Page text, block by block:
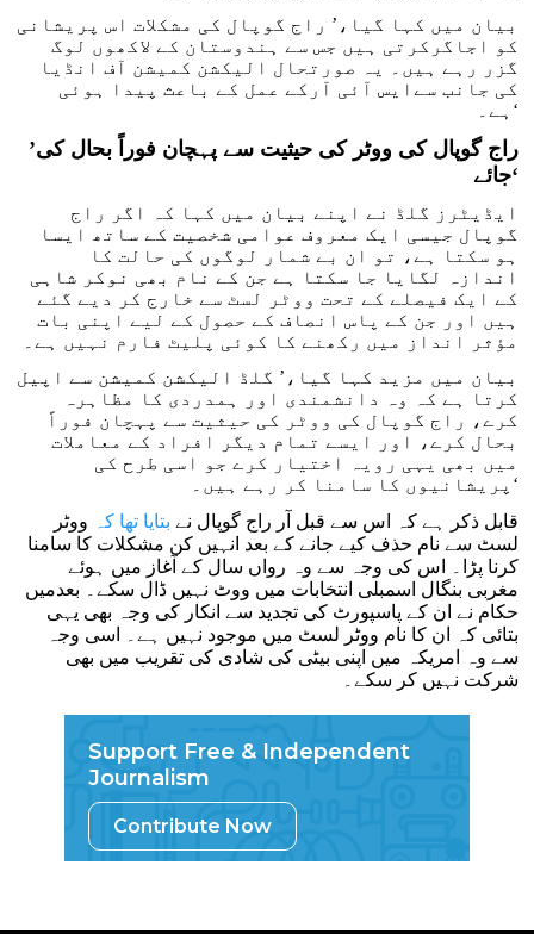
بیان میں کہا گیا،’ راج گوپال کی مشکلات اس پریشانی
کو اجاگرکرتی ہیں جس سے ہندوستان کے لاکھوں لوگ
گزر رہے ہیں۔ یہ صورتحال الیکشن کمیشن آف انڈیا
کی جانب سےایس آئی آرکے عمل کے باعث پیدا ہوئی
ہے۔‘
’راج گوپال کی ووٹر کی حیثیت سے پہچان فوراً بحال کی
جائے‘
ایڈیٹرز گلڈ نے اپنے بیان میں کہا کہ اگر راج
گوپال جیسی ایک معروف عوامی شخصیت کے ساتھ ایسا
ہو سکتا ہے، تو ان بے شمار لوگوں کی حالت کا
اندازہ لگایا جا سکتا ہے جن کے نام بھی نوکر شاہی
کے ایک فیصلے کے تحت ووٹر لسٹ سے خارج کر دیے گئے
ہیں اور جن کے پاس انصاف کے حصول کے لیے اپنی بات
مؤثر انداز میں رکھنے کا کوئی پلیٹ فارم نہیں ہے۔
بیان میں مزید کہا گیا،’ گلڈ الیکشن کمیشن سے اپیل
کرتا ہے کہ وہ دانشمندی اور ہمدردی کا مظاہرہ
کرے، راج گوپال کی ووٹر کی حیثیت سے پہچان فوراً
بحال کرے، اور ایسے تمام دیگر افراد کے معاملات
میں بھی یہی رویہ اختیار کرے جو اسی طرح کی
پریشانیوں کا سامنا کر رہے ہیں۔‘
قابل ذکر ہے کہ اس سے قبل آر راج گوپال نے بتایا تھا کہ
ووٹر
لسٹ سے نام حذف کیے جانے کے بعد انہیں کن مشکلات کا سامنا
کرنا پڑا۔ اس کی وجہ سے وہ رواں سال کے آغاز میں ہوئے
مغربی بنگال اسمبلی انتخابات میں ووٹ نہیں ڈال سکے۔ بعدمیں
حکام نے ان کے پاسپورٹ کی تجدید سے انکار کی وجہ بھی یہی
بتائی کہ ان کا نام ووٹر لسٹ میں موجود نہیں ہے۔ اسی وجہ
سے وہ امریکہ میں اپنی بیٹی کی شادی کی تقریب میں بھی
شرکت نہیں کر سکے۔
Support Free & Independent
Journalism
Contribute Now